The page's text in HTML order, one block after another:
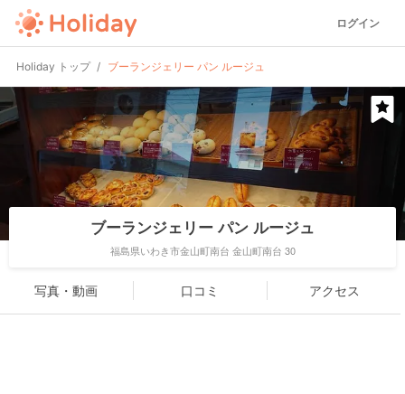
ログイン
Holiday トップ ブーランジェリー パン ルージュ
ブーランジェリー パン ルージュ
福島県いわき市金山町南台 金山町南台 30
写真・動画 口コミ アクセス